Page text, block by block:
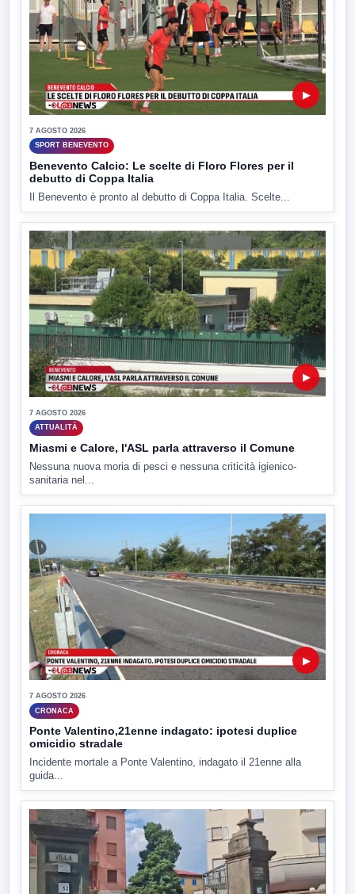
▶
7 AGOSTO 2026
SPORT BENEVENTO
Benevento Calcio: Le scelte di Floro Flores per il
debutto di Coppa Italia
Il Benevento è pronto al debutto di Coppa Italia. Scelte...
▶
7 AGOSTO 2026
ATTUALITÀ
Miasmi e Calore, l'ASL parla attraverso il Comune
Nessuna nuova moria di pesci e nessuna criticità igienico-
sanitaria nel...
▶
7 AGOSTO 2026
CRONACA
Ponte Valentino,21enne indagato: ipotesi duplice
omicidio stradale
Incidente mortale a Ponte Valentino, indagato il 21enne alla
guida...